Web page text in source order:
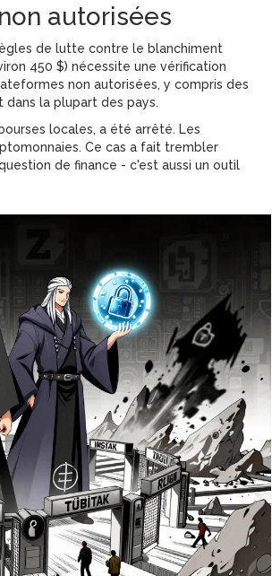
autorisées
de lutte contre le blanchiment
450 $) nécessite une vérification
non autorisées, y compris des
la plupart des pays.
locales, a été arrêté. Les
Ce cas a fait trembler
de finance - c'est aussi un outil